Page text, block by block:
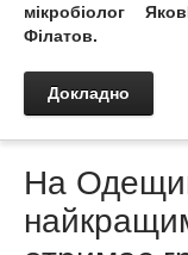
мікробіолог Яков
Філатов.
Докладно
На